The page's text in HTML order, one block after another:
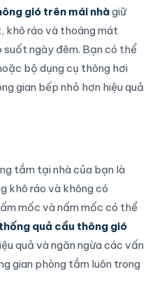
gió trên mái nhàgiữ
khô ráo và thoáng mát
ngày đêm. Bạn có thể
bộ dụng cụ thông hơi
gian bếp nhỏ hơn hiệu quả
tắm tại nhà của bạn là
khô ráo và không có
mốc và nấm mốc có thể
quả cầu thông gió
quả và ngăn ngừa các vấn
gian phòng tắm luôn trong